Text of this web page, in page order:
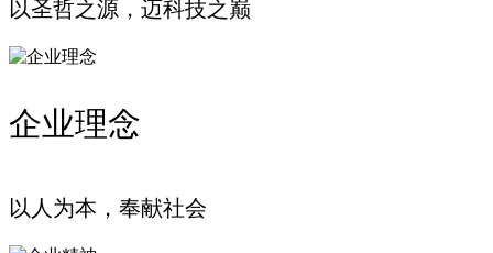
以圣哲之源，迈科技之巅
企业理念
以人为本，奉献社会